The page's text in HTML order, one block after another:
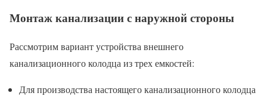
Монтаж канализации с наружной стороны
Рассмотрим вариант устройства внешнего
канализационного колодца из трех емкостей:
Для производства настоящего канализационного колодца